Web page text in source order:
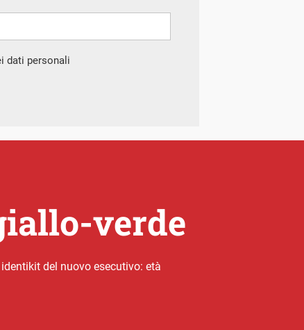
dati personali
verde
del nuovo esecutivo: età